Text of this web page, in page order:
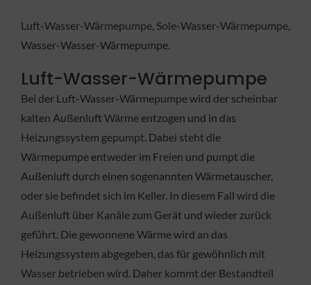
Luft-Wasser-Wärmepumpe, Sole-Wasser-Wärmepumpe,
Wasser-Wasser-Wärmepumpe.
Luft-Wasser-Wärmepumpe
Bei der Luft-Wasser-Wärmepumpe wird der scheinbar
kalten Außenluft Wärme entzogen und in das
Heizungssystem gepumpt. Dabei steht die
Wärmepumpe entweder im Freien und pumpt die
Außenluft durch einen sogenannten Wärmetauscher,
oder sie befindet sich im Keller. In diesem Fall wird die
Außenluft über Kanäle zum Gerät und wieder zurück
geführt. Die gewonnene Wärme wird an das
Heizungssystem abgegeben, das für gewöhnlich mit
Wasser betrieben wird. Daher kommt der Bestandteil